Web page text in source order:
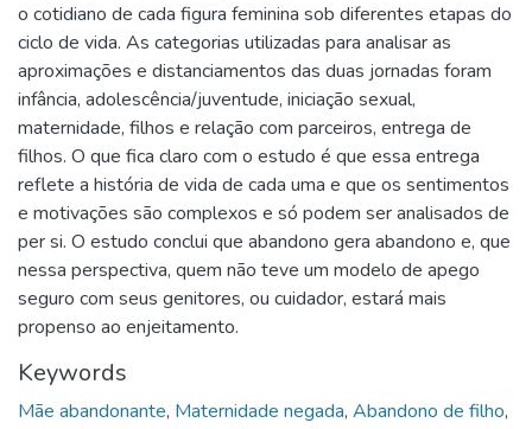
o cotidiano de cada figura feminina sob diferentes etapas do
ciclo de vida. As categorias utilizadas para analisar as
aproximações e distanciamentos das duas jornadas foram
infância, adolescência/juventude, iniciação sexual,
maternidade, filhos e relação com parceiros, entrega de
filhos. O que fica claro com o estudo é que essa entrega
reflete a história de vida de cada uma e que os sentimentos
e motivações são complexos e só podem ser analisados de
per si. O estudo conclui que abandono gera abandono e, que
nessa perspectiva, quem não teve um modelo de apego
seguro com seus genitores, ou cuidador, estará mais
propenso ao enjeitamento.
Keywords
Mãe abandonante, Maternidade negada, Abandono de filho,